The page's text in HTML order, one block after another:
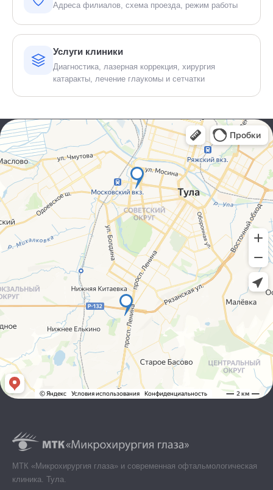
Адреса филиалов, схема проезда, режим работы
Услуги клиники
Диагностика, лазерная коррекция, хирургия
катаракты, лечение глаукомы и сетчатки
МТК «Микрохирургия глаза» и современная офтальмологическая
клиника. Тула.